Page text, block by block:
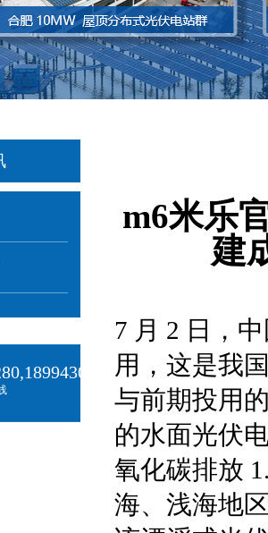
m6米乐
建
7 月 2 日，
用，这是我
与前期投用
的水面光伏
氧化碳排放
海、浅海地